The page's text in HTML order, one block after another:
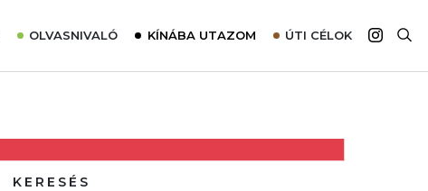
OLVASNIVALÓ
Utazómajom – CitySIM kártya a világutazóknak
KÍNÁBA UTAZOM ÚTI CÉLOK
Afrika
KERESÉS